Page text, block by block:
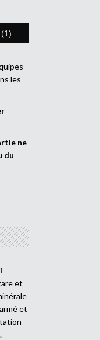
les
ne
du
et
et